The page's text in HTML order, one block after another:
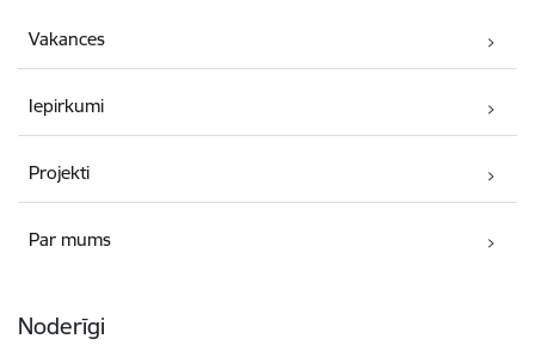
Vakances
Iepirkumi
Projekti
Par mums
Noderīgi